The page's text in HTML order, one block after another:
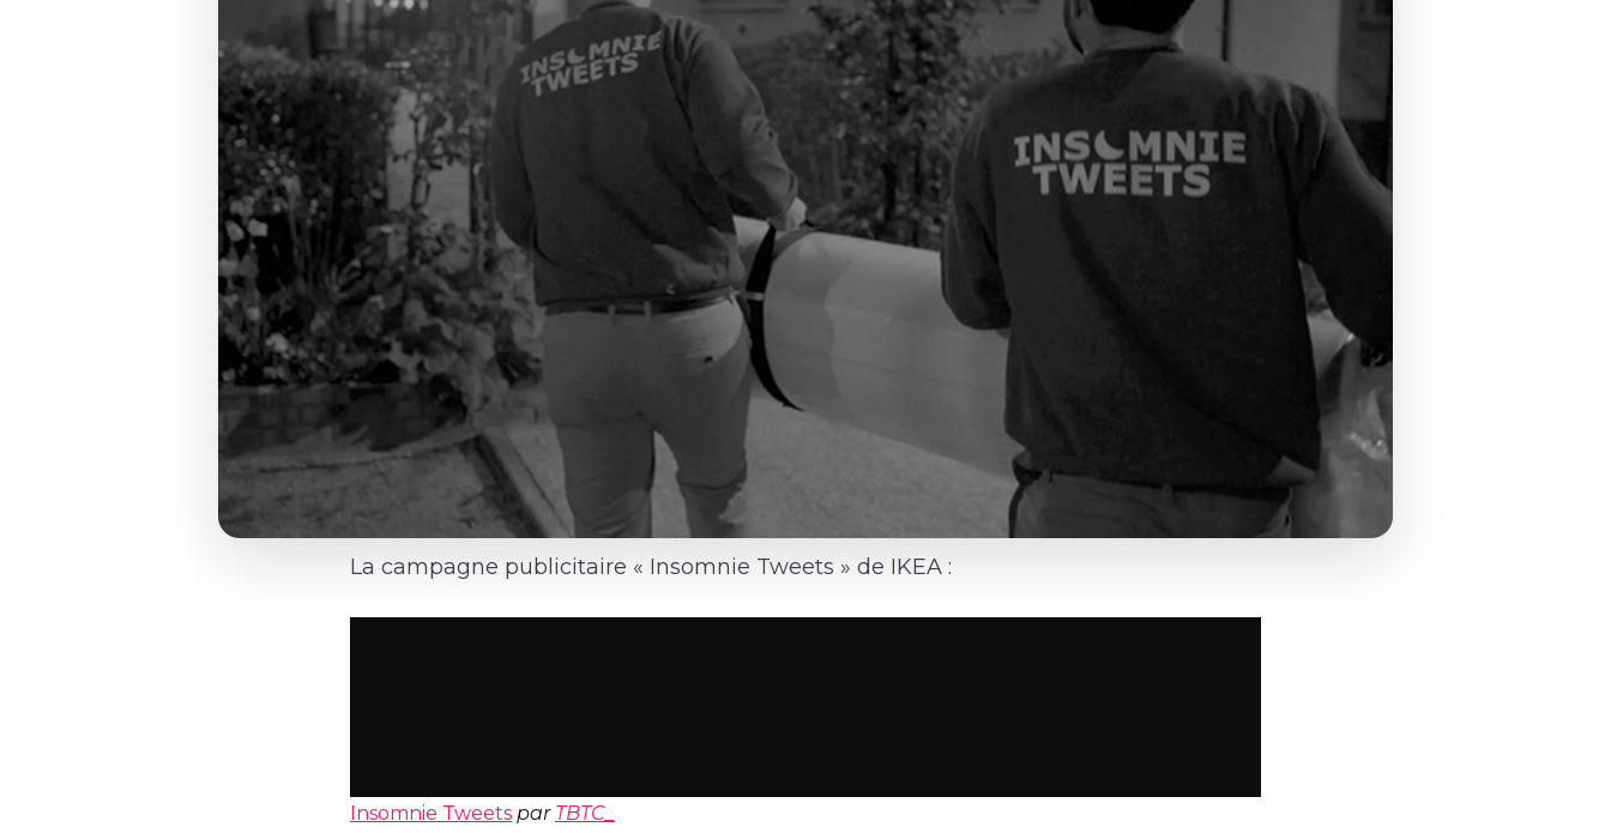
La campagne publicitaire « Insomnie Tweets » de IKEA :
Insomnie Tweets par TBTC_